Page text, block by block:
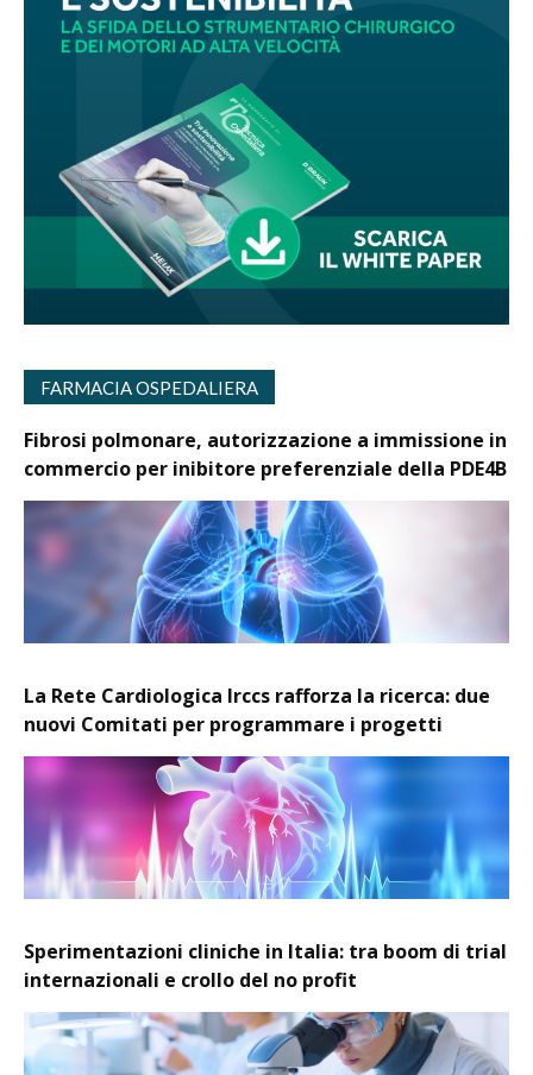
FARMACIA OSPEDALIERA
Fibrosi polmonare, autorizzazione a immissione in
commercio per inibitore preferenziale della PDE4B
La Rete Cardiologica Irccs rafforza la ricerca: due
nuovi Comitati per programmare i progetti
Sperimentazioni cliniche in Italia: tra boom di trial
internazionali e crollo del no profit